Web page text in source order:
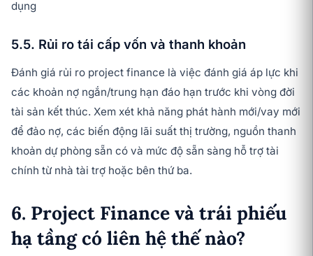
dụng
5.5. Rủi ro tái cấp vốn và thanh khoản
Đánh giá rủi ro project finance là việc đánh giá áp lực khi
các khoản nợ ngắn/trung hạn đáo hạn trước khi vòng đời
tài sản kết thúc. Xem xét khả năng phát hành mới/vay mới
để đảo nợ, các biến động lãi suất thị trường, nguồn thanh
khoản dự phòng sẵn có và mức độ sẵn sàng hỗ trợ tài
chính từ nhà tài trợ hoặc bên thứ ba.
6. Project Finance và trái phiếu
hạ tầng có liên hệ thế nào?